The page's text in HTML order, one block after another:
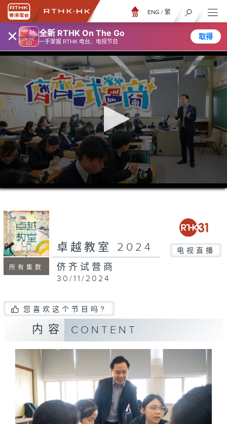
× 全新 RTHK On The Go
一手掌握 RTHK 电台、电视节目
取得
ENG / 繁
seconds
seconds
所有集数
卓越教室 2024 电视直播
侪齐试营商
30/11/2024
您喜欢这个节目吗?
内容 CONTENT